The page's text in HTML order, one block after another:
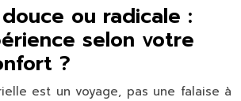
ou radicale :
selon votre
?
est un voyage, pas une falaise à